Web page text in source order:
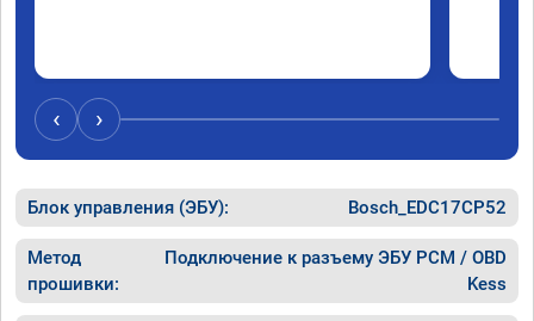
‹ ›
Блок управления (ЭБУ): Bosch_EDC17CP52
Метод
прошивки:
Подключение к разъему ЭБУ PCM / OBD
Kess